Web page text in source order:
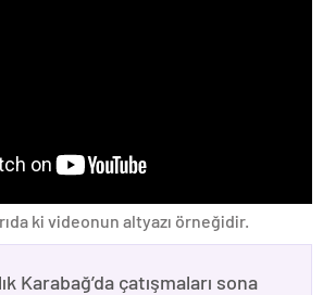
ki videonun altyazı örneğidir.
Karabağ’da çatışmaları sona